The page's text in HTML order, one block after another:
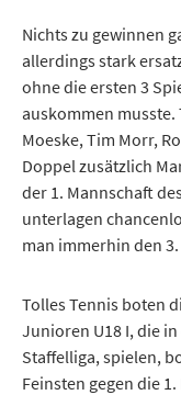
Nichts zu gewinnen
allerdings stark
ohne die ersten 3
auskommen musste.
Moeske, Tim Morr,
Doppel zusätzlich
der 1. Mannschaft
unterlagen
man immerhin den
Tolles Tennis boten
Junioren U18 I, die
Staffelliga, spielen,
Feinsten gegen die